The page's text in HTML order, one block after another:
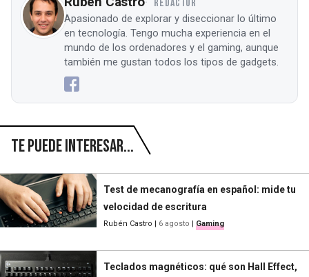
REDACTOR
Apasionado de explorar y diseccionar lo último
en tecnología. Tengo mucha experiencia en el
mundo de los ordenadores y el gaming, aunque
también me gustan todos los tipos de gadgets.
Te puede interesar...
Test de mecanografía en español: mide tu
velocidad de escritura
Rubén Castro | 6 agosto | Gaming
Teclados magnéticos: qué son Hall Effect,